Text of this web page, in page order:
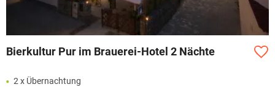
Bierkultur Pur im Brauerei-Hotel 2 Nächte
2 x Übernachtung